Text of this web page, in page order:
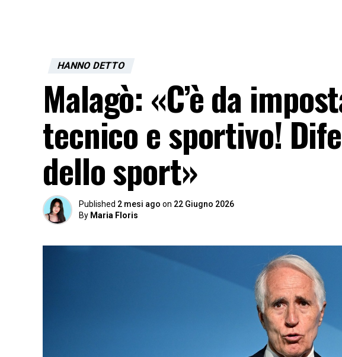
HANNO DETTO
Malagò: «C’è da
tecnico e sportivo!
dello sport»
Published 2 mesi ago on 22 Giugno 2026
By Maria Floris